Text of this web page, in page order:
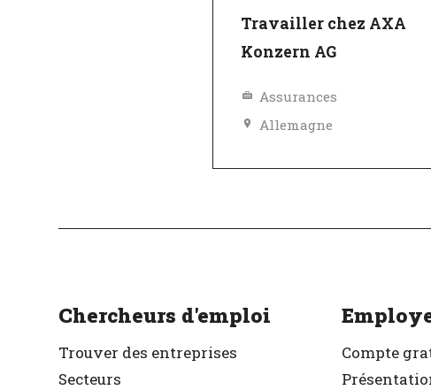
Travailler chez AXA
Konzern AG
Assurances
Allemagne
Chercheurs d'emploi
Trouver des entreprises
Secteurs
Compte